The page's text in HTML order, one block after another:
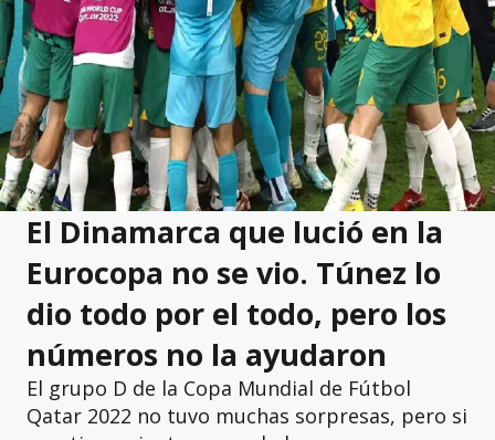
El Dinamarca que lució en la
Eurocopa no se vio. Túnez lo
dio todo por el todo, pero los
números no la ayudaron
El grupo D de la Copa Mundial de Fútbol
Qatar 2022 no tuvo muchas sorpresas, pero si